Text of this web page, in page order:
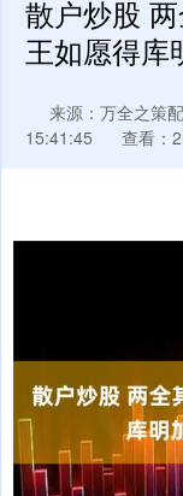
散户炒股
王如愿得库
来源：万全之策
15:41:45
查看：